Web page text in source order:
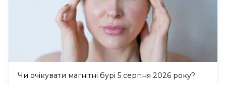
Чи очікувати магнітні бурі 5 серпня 2026 року?